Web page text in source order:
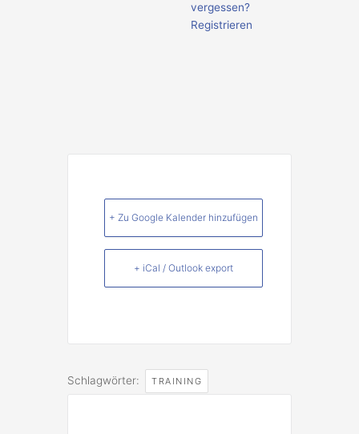
vergessen?
Registrieren
+ Zu Google Kalender hinzufügen
+ iCal / Outlook export
Schlagwörter: TRAINING